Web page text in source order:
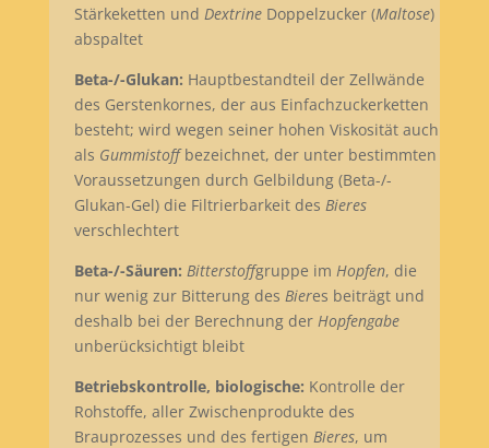
Stärkeketten und DextrineDoppelzucker (Maltose)
abspaltet
Beta-/-Glukan: Hauptbestandteil der Zellwände
des Gerstenkornes, der aus Einfachzuckerketten
besteht; wird wegen seiner hohen Viskosität auch
als Gummistoffbezeichnet, der unter bestimmten
Voraussetzungen durch Gelbildung (Beta-/-
Glukan-Gel) die Filtrierbarkeit des Bieres
verschlechtert
Beta-/-Säuren: Bitterstoffgruppe im Hopfen, die
nur wenig zur Bitterung des Bieres beiträgt und
deshalb bei der Berechnung der Hopfengabe
unberücksichtigt bleibt
Betriebskontrolle, biologische: Kontrolle der
Rohstoffe, aller Zwischenprodukte des
Brauprozesses und des fertigen Bieres, um